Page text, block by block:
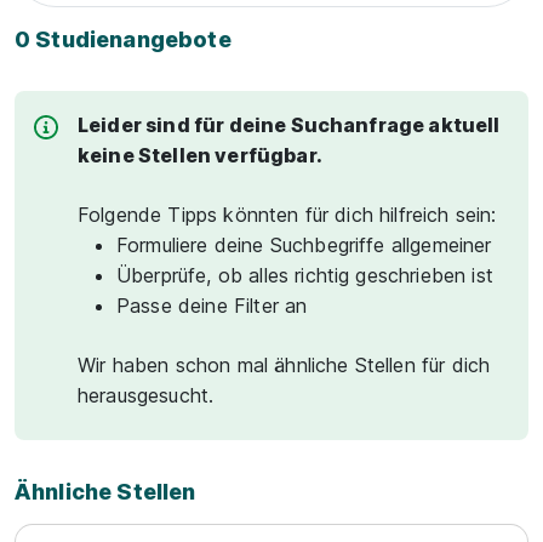
0 Studienangebote
Leider sind für deine Suchanfrage aktuell
keine Stellen verfügbar.
Folgende Tipps könnten für dich hilfreich sein:
Formuliere deine Suchbegriffe allgemeiner
Überprüfe, ob alles richtig geschrieben ist
Passe deine Filter an
Wir haben schon mal ähnliche Stellen für dich
herausgesucht.
Ähnliche Stellen